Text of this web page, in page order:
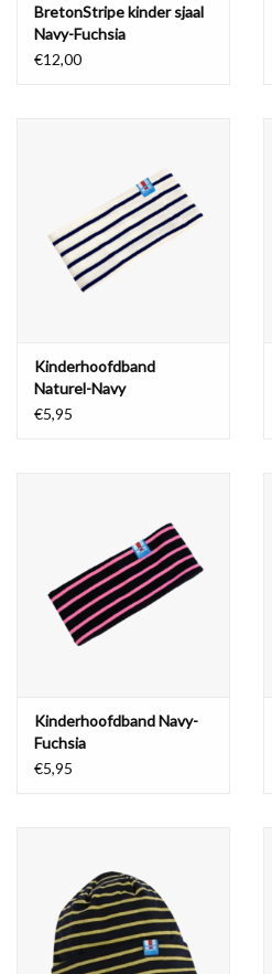
BretonStripe kinder sjaal
Navy-Fuchsia
€12,00
Kinderhoofdband
Naturel-Navy
€5,95
Kinderhoofdband Navy-
Fuchsia
€5,95